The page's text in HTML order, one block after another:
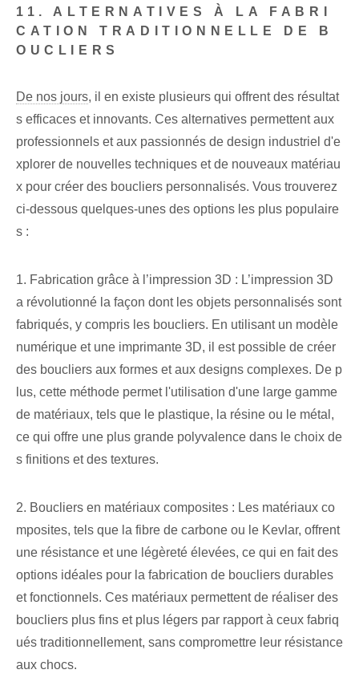
11. ALTERNATIVES À LA FABRI
CATION TRADITIONNELLE DE B
OUCLIERS
De nos jours, il en existe plusieurs qui offrent des résultat
s efficaces et innovants. Ces alternatives permettent aux
professionnels et aux passionnés de design industriel d'e
xplorer de nouvelles techniques et de nouveaux matériau
x pour créer des boucliers personnalisés. Vous trouverez
ci-dessous quelques-unes des options les plus populaire
s :
1. Fabrication grâce à l’impression 3D : L’impression 3D
a révolutionné la façon dont les objets personnalisés sont
fabriqués, y compris les boucliers. En utilisant un modèle
numérique et une imprimante 3D, il est possible de créer
des boucliers aux formes et aux designs complexes. De p
lus, cette méthode permet l'utilisation d'une large gamme
de matériaux, tels que le plastique, la résine ou le métal,
ce qui offre une plus grande polyvalence dans le choix de
s finitions et des textures.
2. Boucliers en matériaux composites : Les matériaux co
mposites, tels que la fibre de carbone ou le Kevlar, offrent
une résistance et une légèreté élevées, ce qui en fait des
options idéales pour la fabrication de boucliers durables
et fonctionnels. Ces matériaux permettent de réaliser des
boucliers plus fins et plus légers par rapport à ceux fabriq
ués traditionnellement, sans compromettre leur résistance
aux chocs.